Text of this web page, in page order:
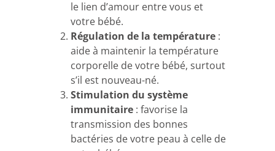
le lien d’amour entre vous et
votre bébé.
Régulation de la température:
aide à maintenir la température
corporelle de votre bébé, surtout
s’il est nouveau-né.
Stimulation du système
immunitaire: favorise la
transmission des bonnes
bactéries de votre peau à celle de